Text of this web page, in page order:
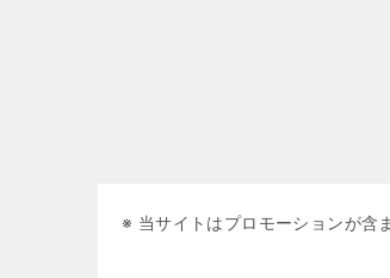
※ 当サイトはプロモーションが含